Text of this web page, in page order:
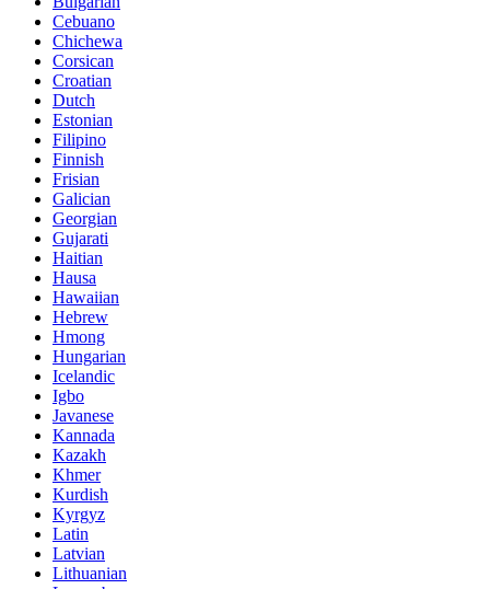
Cebuano
Chichewa
Corsican
Croatian
Dutch
Estonian
Filipino
Finnish
Frisian
Galician
Georgian
Gujarati
Haitian
Hausa
Hawaiian
Hebrew
Hmong
Hungarian
Icelandic
Igbo
Javanese
Kannada
Kazakh
Khmer
Kurdish
Kyrgyz
Latin
Latvian
Lithuanian